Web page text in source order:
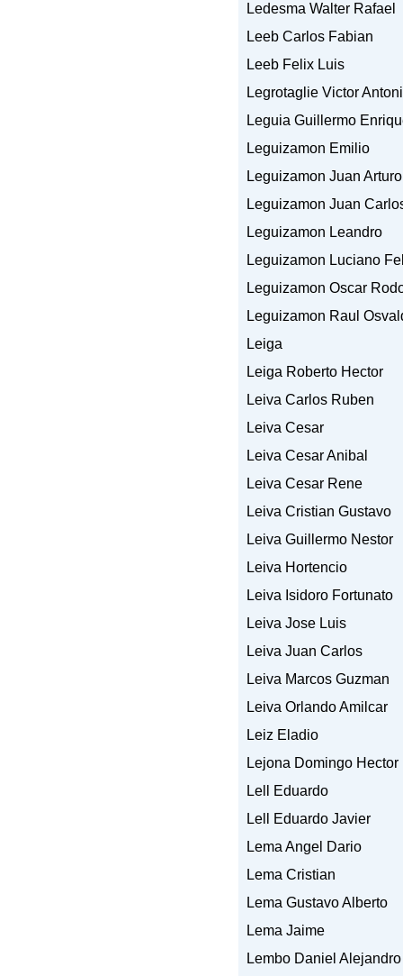
Ledesma Walter Rafael
Leeb Carlos Fabian
Leeb Felix Luis
Legrotaglie Victor
Leguia Guillermo
Leguizamon Emilio
Leguizamon Juan Arturo
Leguizamon Juan
Leguizamon Leandro
Leguizamon Luciano
Leguizamon Oscar
Leguizamon Raul
Leiga
Leiga Roberto Hector
Leiva Carlos Ruben
Leiva Cesar
Leiva Cesar Anibal
Leiva Cesar Rene
Leiva Cristian Gustavo
Leiva Guillermo Nestor
Leiva Hortencio
Leiva Isidoro Fortunato
Leiva Jose Luis
Leiva Juan Carlos
Leiva Marcos Guzman
Leiva Orlando Amilcar
Leiz Eladio
Lejona Domingo Hector
Lell Eduardo
Lell Eduardo Javier
Lema Angel Dario
Lema Cristian
Lema Gustavo Alberto
Lema Jaime
Lembo Daniel Alejandro